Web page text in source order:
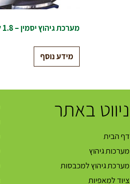
מערכת גיהוץ יסמין – 1.8 ליטר – JASMIN
מידע נוסף
ניווט באתר
דף הבית
מערכות גיהוץ
מערכת גיהוץ למכבסות
ציוד למאפיות